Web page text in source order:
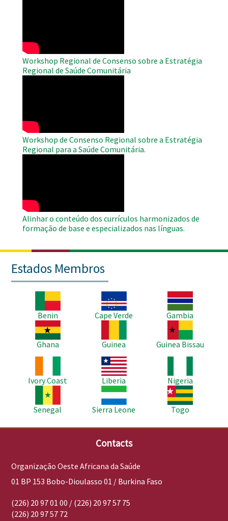
Workshop Regional de Consenso sobre a Estratégia
Regional de Saúde Comunitária
Workshop de Consenso Regional sobre a Estratégia
Regional para a Saúde Comunitária.
Alinhar o conteúdo dos currículos harmonizados de
formação de base e especializados nas línguas.
Estados Membros
Benin
Imagem
Cape Verde
Imagem
Gambia
Imagem
Ghana
Guinea
Imagem
Guinea Bissau
Ivory Coast
Imagem
Liberia
Nigeria
Imagem
Senegal
Imagem
Sierra Leone
Imagem
Togo
Contacts
Organização Oeste Africana da Saúde
01 BP 153 Bobo-Dioulasso 01 / Burkina Faso
(226) 20 97 01 00 / (226) 20 97 57 75
(226) 20 97 57 72